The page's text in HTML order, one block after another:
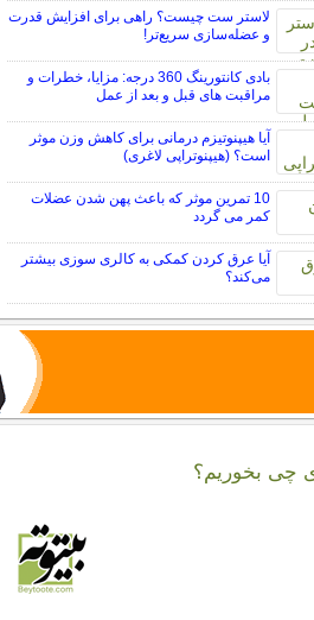
لاستر ست چیست؟ راهی برای افزایش قدرت
و عضله‌سازی سریع‌تر!
بادی کانتورینگ 360 درجه: مزایا، خطرات و
مراقبت های قبل و بعد از عمل
آیا هیپنوتیزم درمانی برای کاهش وزن موثر
است؟ (هیپنوتراپی لاغری)
10 تمرین موثر که باعث پهن شدن عضلات
کمر می گردد
آیا عرق کردن کمکی به کالری سوزی بیشتر
می‌کند؟
چی بخوریم؟